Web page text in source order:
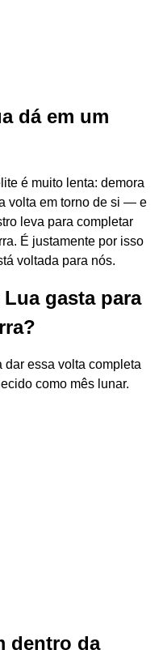
dá em um
é muito lenta: demora
volta em torno de si — e
leva para completar
É justamente por isso
voltada para nós.
gasta para
dar essa volta completa
como mês lunar.
dentro da